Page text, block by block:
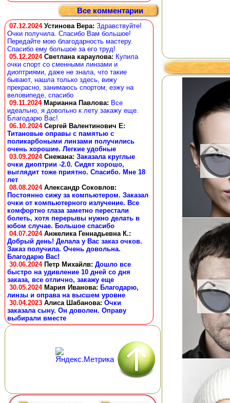
Все комментарии
07.12.2024 Устинова Вера: Здравствуйте!
Очки получила. Спасибо Вам большое!
Передайте мою благодарность мастеру.
Спасибо ему большое за его труд!
05.12.2024 Светлана караулова: Купила
очки спорт со сменными линзами и
диоптриями, даже не знала, что такие
бывают, нашла только здесь, вижу
прекрасно, занимаюсь спортом, езжу на
веловипеде, спасибо
09.11.2024 Марианна Павлова: Все
идеально, я довольно к лету закажу еще.
Благодарю Вас!
06.10.2024 Сергей Валентинович Е:
Титановые оправы с памятью с
поликарбоными линзами получились
очень хорошие. Легкие удобные
03.09.2024 Снежана: Заказала круглые
очки диоптрии -2.0. Сидят хорошо,
выглядит тоже приятно. Спасибо. Мне 18
лет
08.08.2024 Александр Соковлов:
Постоянно сижу за компьютером. Заказал
очки от компьютерного излучение. Все
комфортно глаза заметно перестали
болеть, хотя перерывы нужно делать в
юбом случае. Большое спасибо
04.07.2024 Анжелика Геннадьевна К.:
Добрый день! Делала у Вас заказ очков.
Заказ получила. Очень довольна.
Благодарю Вас!
30.06.2024 Петр Михайлв: Дошло все
быстро на удивление 10 дней со дня
заказа, все отлично, закажу еще
30.05.2024 Мария Иванова: Благодарю,
линзы и оправа на высшем уровне
30.04.2023 Алиса Шабанова: Очки
заказала сыну. Он доволен. Оправу
выбирали вместе